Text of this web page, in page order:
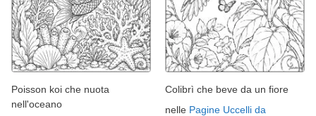
Poisson koi che nuota
nell'oceano
Colibrì che beve da un fiore
nelle Pagine Uccelli da